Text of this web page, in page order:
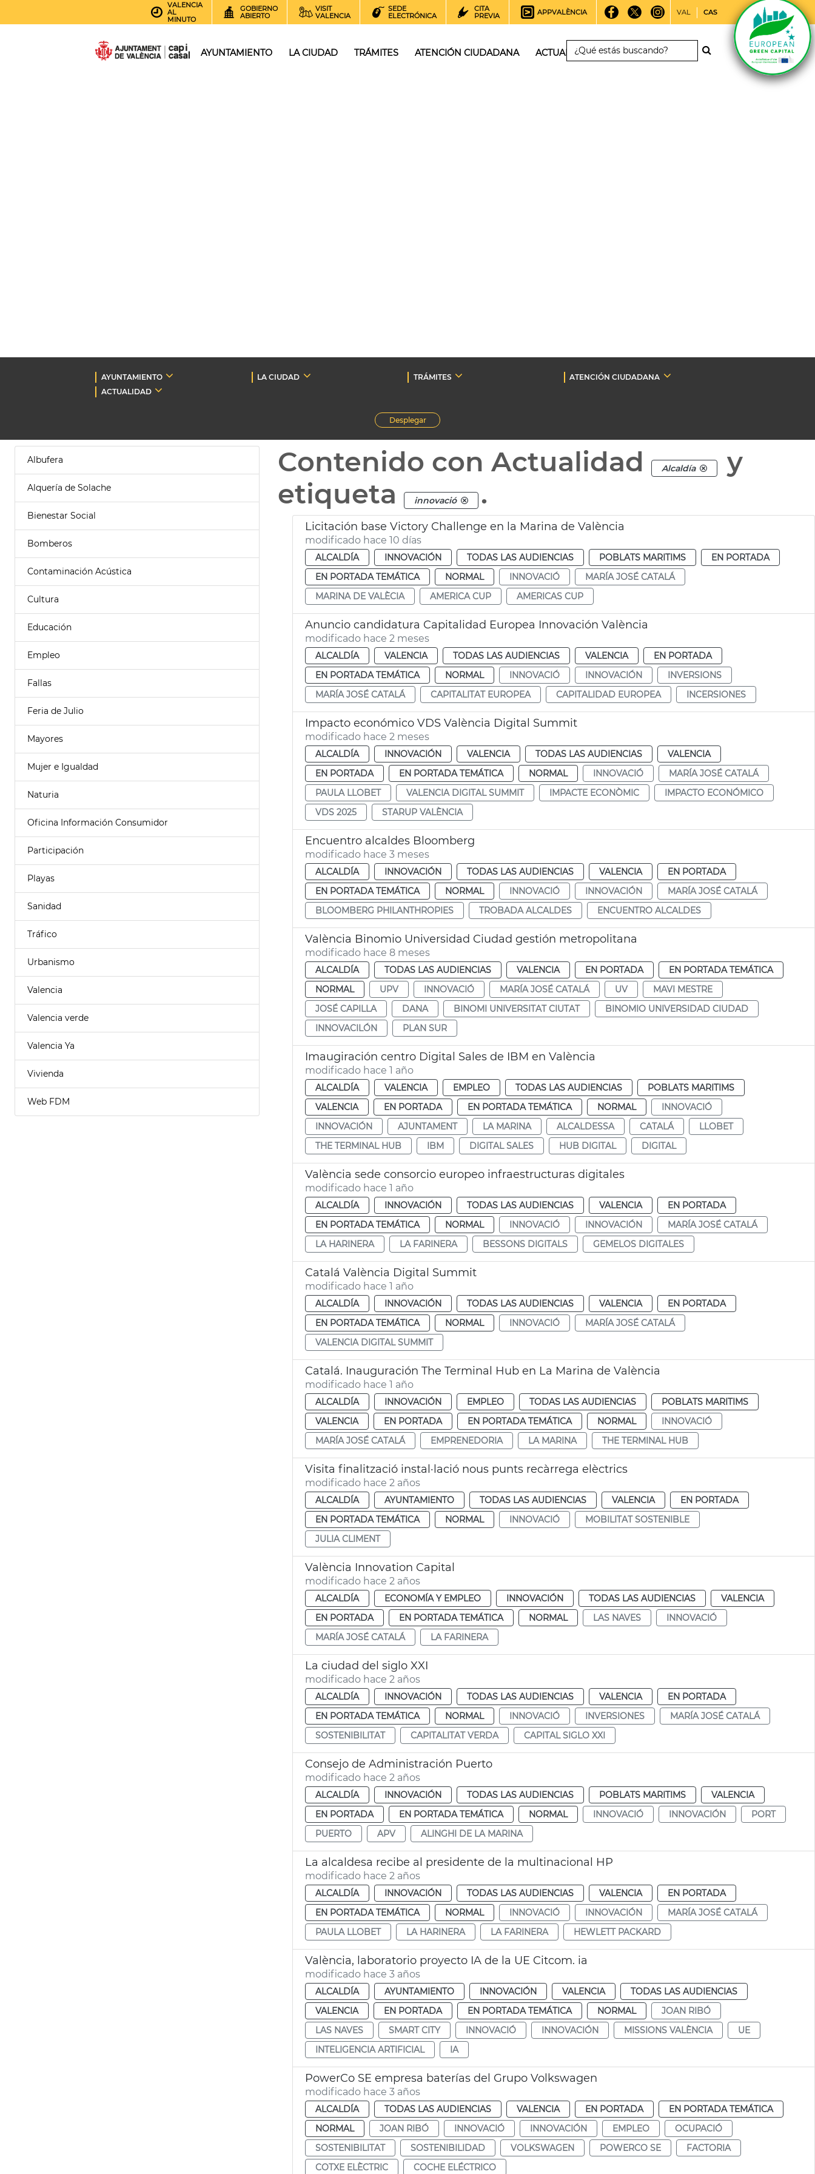
VALENCIA
AL
MINUTO
GOBIERNO
ABIERTO
VISIT
VALENCIA
SEDE
ELECTRÓNICA
CITA
PREVIA
APPVALÈNCIA VAL CAS
AYUNTAMIENTO LA CIUDAD TRÁMITES ATENCIÓN CIUDADANA ACTUALIDAD
AYUNTAMIENTO LA CIUDAD TRÁMITES
ATENCIÓN CIUDADANA
ACTUALIDAD
Desplegar
Albufera
Alquería de Solache
Bienestar Social
Bomberos
Contaminación Acústica
Cultura
Educación
Empleo
Fallas
Feria de Julio
Mayores
Mujer e Igualdad
Naturia
Oficina Información Consumidor
Participación
Playas
Sanidad
Tráfico
Urbanismo
Valencia
Valencia verde
Valencia Ya
Vivienda
Web FDM
Contenido con Actualidad Alcaldía
y
etiqueta
innovació .
Licitación base Victory Challenge en la Marina de València
modificado hace 10 días
ALCALDÍA INNOVACIÓN TODAS LAS AUDIENCIAS POBLATS MARITIMS
EN PORTADA
EN PORTADA TEMÁTICA
NORMAL INNOVACIÓ
MARÍA JOSÉ CATALÁ
MARINA DE VALÈCIA
AMERICA CUP AMERICAS CUP
Anuncio candidatura Capitalidad Europea Innovación València
modificado hace 2 meses
ALCALDÍA VALENCIA TODAS LAS AUDIENCIAS VALENCIA
EN PORTADA
EN PORTADA TEMÁTICA
NORMAL INNOVACIÓ INNOVACIÓN
INVERSIONS
MARÍA JOSÉ CATALÁ
CAPITALITAT EUROPEA CAPITALIDAD EUROPEA INCERSIONES
Impacto económico VDS València Digital Summit
modificado hace 2 meses
ALCALDÍA INNOVACIÓN VALENCIA TODAS LAS AUDIENCIAS
VALENCIA
EN PORTADA
EN PORTADA TEMÁTICA NORMAL INNOVACIÓ
MARÍA JOSÉ CATALÁ
PAULA LLOBET
VALENCIA DIGITAL SUMMIT IMPACTE ECONÒMIC
IMPACTO ECONÓMICO
VDS 2025
STARUP VALÈNCIA
Encuentro alcaldes Bloomberg
modificado hace 3 meses
ALCALDÍA INNOVACIÓN TODAS LAS AUDIENCIAS VALENCIA
EN PORTADA
EN PORTADA TEMÁTICA
NORMAL INNOVACIÓ INNOVACIÓN
MARÍA JOSÉ CATALÁ
BLOOMBERG PHILANTHROPIES
TROBADA ALCALDES ENCUENTRO ALCALDES
València Binomio Universidad Ciudad gestión metropolitana
modificado hace 8 meses
ALCALDÍA TODAS LAS AUDIENCIAS VALENCIA EN PORTADA
EN PORTADA TEMÁTICA
NORMAL
UPV INNOVACIÓ MARÍA JOSÉ CATALÁ UV
MAVI MESTRE
JOSÉ CAPILLA
DANA BINOMI UNIVERSITAT CIUTAT
BINOMIO UNIVERSIDAD CIUDAD
INNOVACILÓN
PLAN SUR
Imaugiración centro Digital Sales de IBM en València
modificado hace 1 año
ALCALDÍA VALENCIA EMPLEO TODAS LAS AUDIENCIAS
POBLATS MARITIMS
VALENCIA
EN PORTADA EN PORTADA TEMÁTICA NORMAL
INNOVACIÓ
INNOVACIÓN
AJUNTAMENT LA MARINA ALCALDESSA CATALÁ
LLOBET
THE TERMINAL HUB
IBM DIGITAL SALES HUB DIGITAL DIGITAL
València sede consorcio europeo infraestructuras digitales
modificado hace 1 año
ALCALDÍA INNOVACIÓN TODAS LAS AUDIENCIAS VALENCIA
EN PORTADA
EN PORTADA TEMÁTICA
NORMAL INNOVACIÓ INNOVACIÓN
MARÍA JOSÉ CATALÁ
LA HARINERA
LA FARINERA BESSONS DIGITALS GEMELOS DIGITALES
Catalá València Digital Summit
modificado hace 1 año
ALCALDÍA INNOVACIÓN TODAS LAS AUDIENCIAS VALENCIA
EN PORTADA
EN PORTADA TEMÁTICA
NORMAL INNOVACIÓ
MARÍA JOSÉ CATALÁ
VALENCIA DIGITAL SUMMIT
Catalá. Inauguración The Terminal Hub en La Marina de València
modificado hace 1 año
ALCALDÍA INNOVACIÓN EMPLEO TODAS LAS AUDIENCIAS
POBLATS MARITIMS
VALENCIA
EN PORTADA EN PORTADA TEMÁTICA NORMAL
INNOVACIÓ
MARÍA JOSÉ CATALÁ
EMPRENEDORIA LA MARINA THE TERMINAL HUB
Visita finalització instal·lació nous punts recàrrega elèctrics
modificado hace 2 años
ALCALDÍA AYUNTAMIENTO TODAS LAS AUDIENCIAS VALENCIA
EN PORTADA
EN PORTADA TEMÁTICA
NORMAL INNOVACIÓ
MOBILITAT SOSTENIBLE
JULIA CLIMENT
València Innovation Capital
modificado hace 2 años
ALCALDÍA ECONOMÍA Y EMPLEO INNOVACIÓN TODAS LAS AUDIENCIAS
VALENCIA
EN PORTADA
EN PORTADA TEMÁTICA NORMAL LAS NAVES
INNOVACIÓ
MARÍA JOSÉ CATALÁ
LA FARINERA
La ciudad del siglo XXI
modificado hace 2 años
ALCALDÍA INNOVACIÓN TODAS LAS AUDIENCIAS VALENCIA
EN PORTADA
EN PORTADA TEMÁTICA
NORMAL INNOVACIÓ INVERSIONES
MARÍA JOSÉ CATALÁ
SOSTENIBILITAT
CAPITALITAT VERDA CAPITAL SIGLO XXI
Consejo de Administración Puerto
modificado hace 2 años
ALCALDÍA INNOVACIÓN TODAS LAS AUDIENCIAS POBLATS MARITIMS
VALENCIA
EN PORTADA
EN PORTADA TEMÁTICA NORMAL INNOVACIÓ INNOVACIÓN
PORT
PUERTO
APV ALINGHI DE LA MARINA
La alcaldesa recibe al presidente de la multinacional HP
modificado hace 2 años
ALCALDÍA INNOVACIÓN TODAS LAS AUDIENCIAS VALENCIA
EN PORTADA
EN PORTADA TEMÁTICA
NORMAL INNOVACIÓ INNOVACIÓN
MARÍA JOSÉ CATALÁ
PAULA LLOBET
LA HARINERA LA FARINERA HEWLETT PACKARD
València, laboratorio proyecto IA de la UE Citcom. ia
modificado hace 3 años
ALCALDÍA AYUNTAMIENTO INNOVACIÓN VALENCIA
TODAS LAS AUDIENCIAS
VALENCIA
EN PORTADA EN PORTADA TEMÁTICA NORMAL
JOAN RIBÓ
LAS NAVES
SMART CITY INNOVACIÓ INNOVACIÓN MISSIONS VALÈNCIA
UE
INTELIGENCIA ARTIFICIAL
IA
PowerCo SE empresa baterías del Grupo Volkswagen
modificado hace 3 años
ALCALDÍA TODAS LAS AUDIENCIAS VALENCIA EN PORTADA
EN PORTADA TEMÁTICA
NORMAL
JOAN RIBÓ INNOVACIÓ INNOVACIÓN EMPLEO
OCUPACIÓ
SOSTENIBILITAT
SOSTENIBILIDAD VOLKSWAGEN POWERCO SE
FACTORIA
COTXE ELÈCTRIC
COCHE ELÉCTRICO